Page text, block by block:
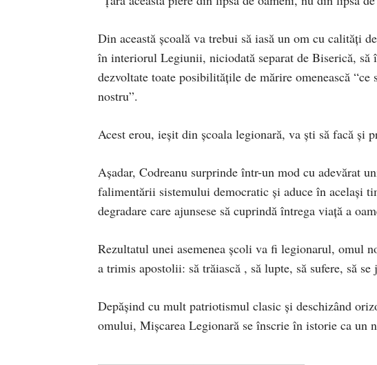
Din această şcoală va trebui să iasă un om cu calităţi
în interiorul Legiunii, niciodată separat de Biserică, să
dezvoltate toate posibilităţile de mărire omenească
nostru”.
Acest erou, ieşit din şcoala legionară, va şti să facă şi
Aşadar, Codreanu surprinde într-un mod cu adevărat
falimentării sistemului democratic şi aduce în acelaşi
degradare care ajunsese să cuprindă întrega viaţă a
Rezultatul unei asemenea şcoli va fi legionarul,
a trimis apostolii: să trăiască , să lupte, să sufere, să
Depăşind cu mult patriotismul clasic şi deschizând
omului, Mişcarea Legionară se înscrie în istorie ca un